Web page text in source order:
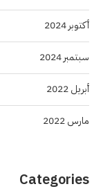
أكتوبر 2024
سبتمبر 2024
أبريل 2022
مارس 2022
Categories